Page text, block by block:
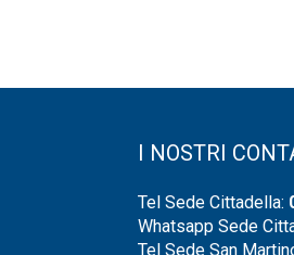
I NOSTRI
Tel Sede Cittadella:
Whatsapp Sede
Tel Sede San